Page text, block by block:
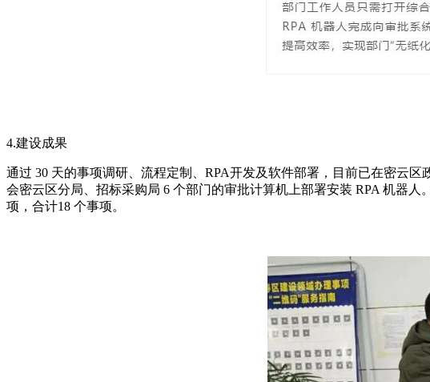
4.建设成果
通过 30 天的事项调研、流程定制、RPA开发及软件部署，目前已在密云
会密云区分局、招标采购局 6 个部门的审批计算机上部署安装 RPA 机器
项，合计18 个事项。